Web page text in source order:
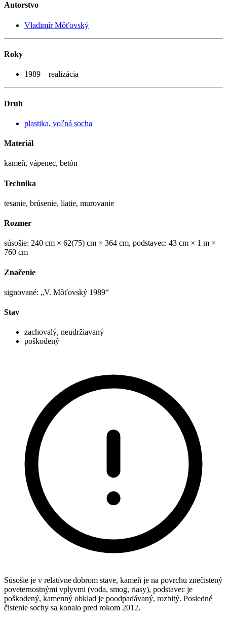
Autorstvo
Vladimír Môťovský
Roky
1989 – realizácia
Druh
plastika, voľná socha
Materiál
kameň, vápenec, betón
Technika
tesanie, brúsenie, liatie, murovanie
Rozmer
súsošie: 240 cm × 62(75) cm × 364 cm, podstavec: 43 cm × 1 m ×
760 cm
Značenie
signované: „V. Môťovský 1989“
Stav
zachovalý, neudržiavaný
poškodený
Súsošie je v relatívne dobrom stave, kameň je na povrchu znečistený
poveternostnými vplyvmi (voda, smog, riasy), podstavec je
poškodený, kamenný obklad je poodpadávaný, rozbitý. Posledné
čistenie sochy sa konalo pred rokom 2012.